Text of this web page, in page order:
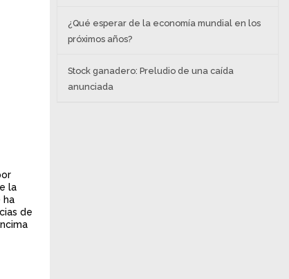
la
ha
de
¿Qué esperar de la economía mundial en los
próximos años?
Stock ganadero: Preludio de una caída
anunciada